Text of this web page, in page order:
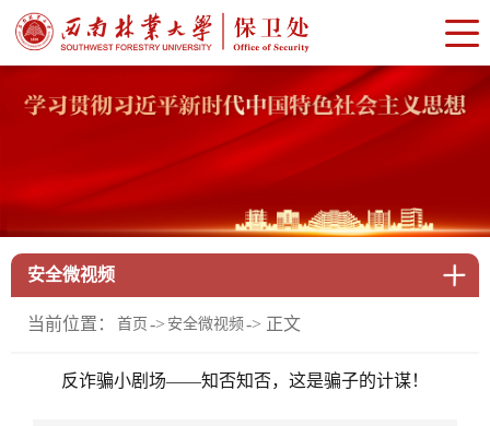
安全微视频
当前位置： 首页 -> 安全微视频 -> 正文
反诈骗小剧场——知否知否，这是骗子的计谋！